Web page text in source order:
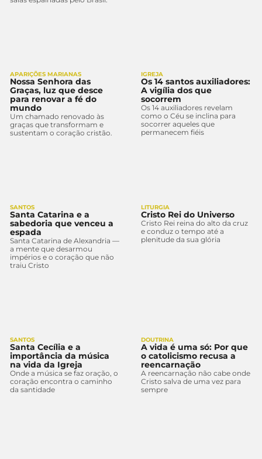
APARIÇÕES MARIANAS
Nossa Senhora das
Graças, luz que desce
para renovar a fé do
mundo
Um chamado renovado às
graças que transformam e
sustentam o coração cristão.
IGREJA
Os 14 santos auxiliadores:
A vigília dos que
socorrem
Os 14 auxiliadores revelam
como o Céu se inclina para
socorrer aqueles que
permanecem fiéis
SANTOS
Santa Catarina e a
sabedoria que venceu a
espada
Santa Catarina de Alexandria —
a mente que desarmou
impérios e o coração que não
traiu Cristo
LITURGIA
Cristo Rei do Universo
Cristo Rei reina do alto da cruz
e conduz o tempo até a
plenitude da sua glória
SANTOS
Santa Cecília e a
importância da música
na vida da Igreja
Onde a música se faz oração, o
coração encontra o caminho
da santidade
DOUTRINA
A vida é uma só: Por que
o catolicismo recusa a
reencarnação
A reencarnação não cabe onde
Cristo salva de uma vez para
sempre